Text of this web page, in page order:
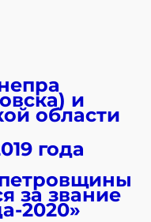
и
области
года
за звание
2020»